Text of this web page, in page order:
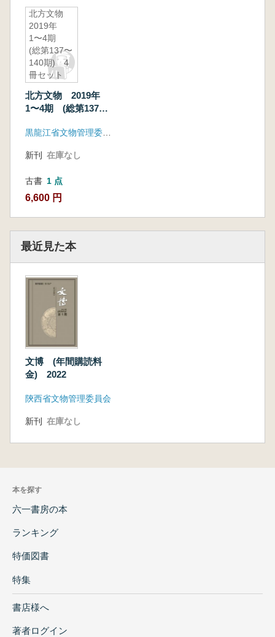
北方文物
2019年
1〜4期
(総第137〜
140期) 4
冊セット
北方文物 2019年
1〜4期 (総第137〜
新刊 在庫なし
古書 1 点
6,600 円
最近見た本
文博 (年間購読料
金) 2022
陝西省文物管理委員会
新刊 在庫なし
本を探す
六一書房の本
ランキング
特価図書
特集
書店様へ
著者ログイン